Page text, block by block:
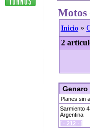
Motos
Inicio»
2
Planes sin
Sarmiento
Argentina
[ · 212 · ]